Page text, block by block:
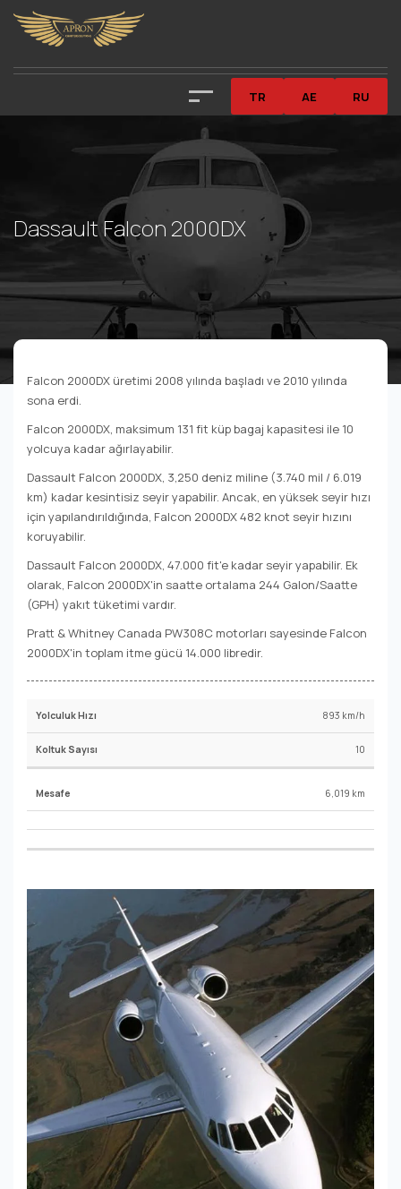
TR AE RU
Dassault Falcon 2000DX
Falcon 2000DX üretimi 2008 yılında başladı ve 2010 yılında
sona erdi.
Falcon 2000DX, maksimum 131 fit küp bagaj kapasitesi ile 10
yolcuya kadar ağırlayabilir.
Dassault Falcon 2000DX, 3,250 deniz miline (3.740 mil / 6.019
km) kadar kesintisiz seyir yapabilir. Ancak, en yüksek seyir hızı
için yapılandırıldığında, Falcon 2000DX 482 knot seyir hızını
koruyabilir.
Dassault Falcon 2000DX, 47.000 fit'e kadar seyir yapabilir. Ek
olarak, Falcon 2000DX'in saatte ortalama 244 Galon/Saatte
(GPH) yakıt tüketimi vardır.
Pratt & Whitney Canada PW308C motorları sayesinde Falcon
2000DX'in toplam itme gücü 14.000 libredir.
893 km/h
10
6,019 km